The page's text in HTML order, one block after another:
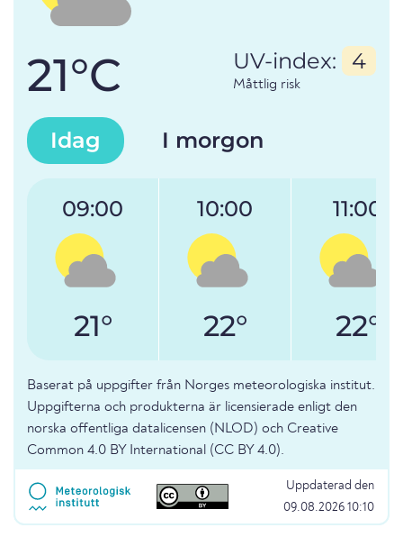
21°C UV-index: 4
Måttlig risk
Idag I morgon
09:00
21°
10:00
22°
11:00
22°
Baserat på uppgifter från Norges meteorologiska institut.
Uppgifterna och produkterna är licensierade enligt den
norska offentliga datalicensen (NLOD) och Creative
Common 4.0 BY International (CC BY 4.0).
Uppdaterad den
09.08.2026 10:10